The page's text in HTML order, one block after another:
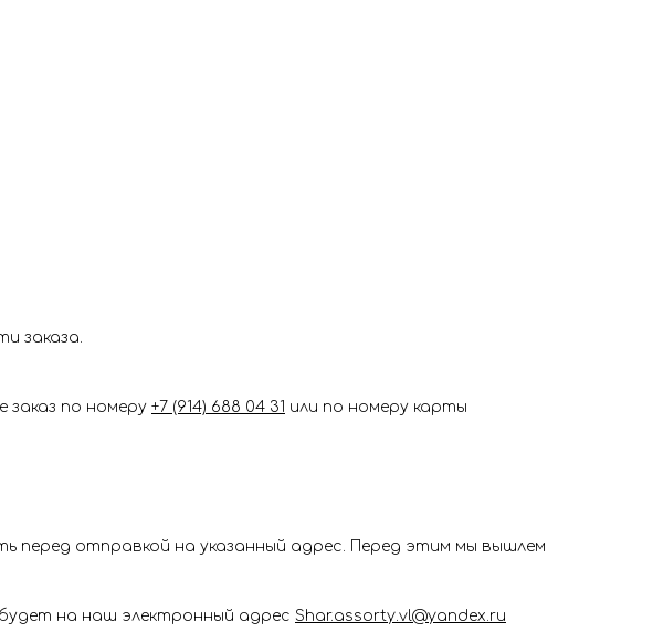
заказа.
заказ по номеру +7 (914) 688 04 31 или по номеру карты
перед отправкой на указанный адрес. Перед этим мы вышлем
на наш электронный адрес Shar.assorty.vl@yandex.ru